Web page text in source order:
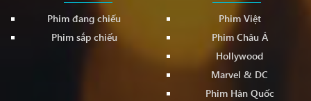
Phim đang chiếu
Phim sắp chiếu
Phim Việt
Phim Châu Á
Hollywood
Marvel & DC
Phim Hàn Quốc